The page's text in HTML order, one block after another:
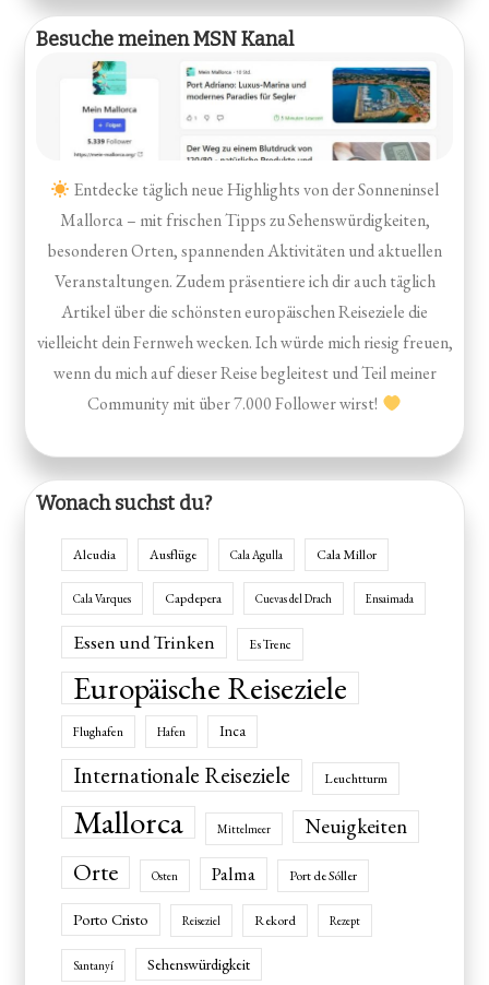
Besuche meinen MSN Kanal
Entdecke täglich neue Highlights von der Sonneninsel
Mallorca – mit frischen Tipps zu Sehenswürdigkeiten,
besonderen Orten, spannenden Aktivitäten und aktuellen
Veranstaltungen. Zudem präsentiere ich dir auch täglich
Artikel über die schönsten europäischen Reiseziele die
vielleicht dein Fernweh wecken. Ich würde mich riesig freuen,
wenn du mich auf dieser Reise begleitest und Teil meiner
Community mit über 7.000 Follower wirst!
Wonach suchst du?
Alcudia Ausflüge Cala Agulla Cala Millor
Cala Varques Capdepera Cuevas del Drach Ensaimada
Essen und Trinken Es Trenc
Europäische Reiseziele
Flughafen Hafen Inca
Internationale Reiseziele Leuchtturm
Mallorca Mittelmeer Neuigkeiten
Orte Osten Palma Port de Sóller
Porto Cristo Reiseziel Rekord Rezept
Santanyí Sehenswürdigkeit